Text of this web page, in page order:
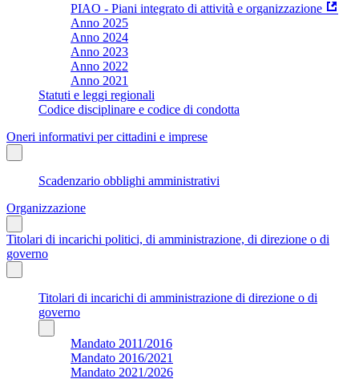
PIAO - Piani integrato di attività e organizzazione
Anno 2025
Anno 2024
Anno 2023
Anno 2022
Anno 2021
Statuti e leggi regionali
Codice disciplinare e codice di condotta
Oneri informativi per cittadini e imprese
Scadenzario obblighi amministrativi
Organizzazione
Titolari di incarichi politici, di amministrazione, di direzione o di
governo
Titolari di incarichi di amministrazione di direzione o di
governo
Mandato 2011/2016
Mandato 2016/2021
Mandato 2021/2026